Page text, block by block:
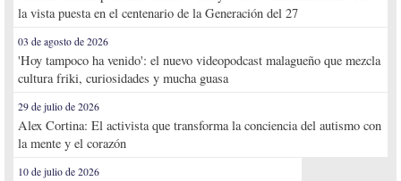
la vista puesta en el centenario de la Generación del 27
03 de agosto de 2026
'Hoy tampoco ha venido': el nuevo videopodcast malagueño que mezcla
cultura friki, curiosidades y mucha guasa
29 de julio de 2026
Alex Cortina: El activista que transforma la conciencia del autismo con
la mente y el corazón
10 de julio de 2026